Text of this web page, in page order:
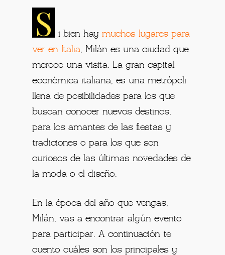
S i bien haymuchos lugares para
ver en Italia, Milán es una ciudad que
merece una visita. La gran capital
económica italiana, es una metrópoli
llena de posibilidades para los que
buscan conocer nuevos destinos,
para los amantes de las fiestas y
tradiciones o para los que son
curiosos de las últimas novedades de
la moda o el diseño.
En la época del año que vengas,
Milán, vas a encontrar algún evento
para participar. A continuación te
cuento cuáles son los principales y